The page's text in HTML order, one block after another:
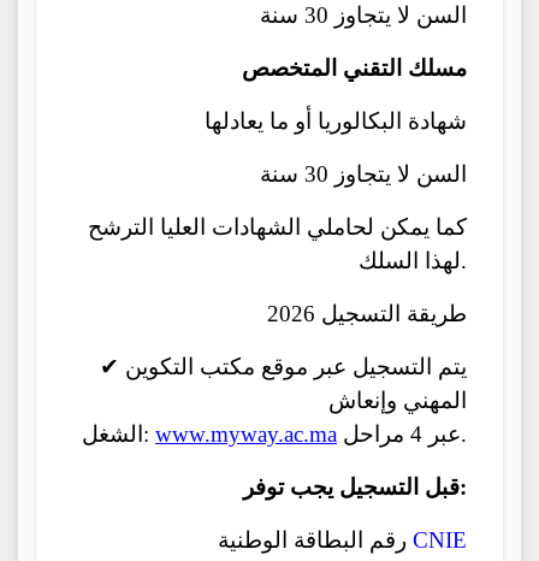
السن لا يتجاوز 30 سنة
مسلك التقني المتخصص
شهادة البكالوريا أو ما يعادلها
السن لا يتجاوز 30 سنة
كما يمكن لحاملي الشهادات العليا الترشح
لهذا السلك.
طريقة التسجيل 2026
✔ يتم التسجيل عبر موقع مكتب التكوين
المهني وإنعاش
الشغل: www.myway.ac.ma عبر 4 مراحل.
قبل التسجيل يجب توفر:
CNIE